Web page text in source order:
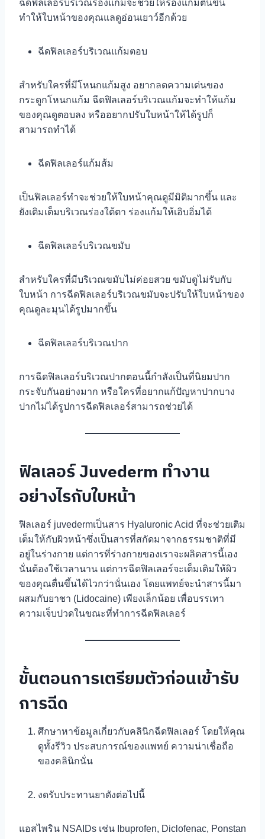
ฉีดฟิลเลอร์บริเวณร่องแก้มจะช่วยให้ร่องแก้มตื้นขึ้น
ทำให้ใบหน้าของคุณแลดูอ่อนเยาว์อีกด้วย
ฉีดฟิลเลอร์บริเวณแก้มตอบ
สำหรับใครที่มีโหนกแก้มสูง อยากลดความเด่นของ
กระดูกโหนกแก้ม ฉีดฟิลเลอร์บริเวณแก้มจะทำให้แก้ม
ของคุณดูตอบลง หรืออยากปรับใบหน้าให้ได้รูปก็
สามารถทำได้
ฉีดฟิลเลอร์แก้มส้ม
เป็นฟิลเลอร์ทำจะช่วยให้ใบหน้าคุณดูมีมิติมากขึ้น และ
ยังเติมเต็มบริเวณร่องใต้ตา ร่องแก้มให้เอิบอิ่มได้
ฉีดฟิลเลอร์บริเวณขมับ
สำหรับใครที่มีบริเวณขมับไม่ค่อยสวย ขมับดูไม่รับกับ
ใบหน้า การฉีดฟิลเลอร์บริเวณขมับจะปรับให้ใบหน้าของ
คุณดูละมุนได้รูปมากขึ้น
ฉีดฟิลเลอร์บริเวณปาก
การฉีดฟิลเลอร์บริเวณปากตอนนี้กำลังเป็นที่นิยมปาก
กระจับกันอย่างมาก หรือใครที่อยากแก้ปัญหาปากบาง
ปากไม่ได้รูปการฉีดฟิลเลอร์สามารถช่วยได้
ฟิลเลอร์ Juvederm ทำงาน
อย่างไรกับใบหน้า
ฟิลเลอร์ juvedermเป็นสาร Hyaluronic Acid ที่จะช่วยเติม
เต็มให้กับผิวหน้าซึ่งเป็นสารที่สกัดมาจากธรรมชาติที่มี
อยู่ในร่างกาย แต่การที่ร่างกายของเราจะผลิตสารนี้เอง
นั่นต้องใช้เวลานาน แต่การฉีดฟิลเลอร์จะเต็มเติมให้ผิว
ของคุณตื่นขึ้นได้ไวกว่านั่นเอง โดยแพทย์จะนำสารนี้มา
ผสมกับยาชา (Lidocaine) เพียงเล็กน้อย เพื่อบรรเทา
ความเจ็บปวดในขณะที่ทำการฉีดฟิลเลอร์
ขั้นตอนการเตรียมตัวก่อนเข้ารับ
การฉีด
ศึกษาหาข้อมูลเกี่ยวกับคลินิกฉีดฟิลเลอร์ โดยให้คุณ
ดูทั้งรีวิว ประสบการณ์ของแพทย์ ความน่าเชื่อถือ
ของคลินิกนั่น
งดรับประทานยาดังต่อไปนี้
แอสไพริน NSAIDs เช่น Ibuprofen, Diclofenac, Ponstan